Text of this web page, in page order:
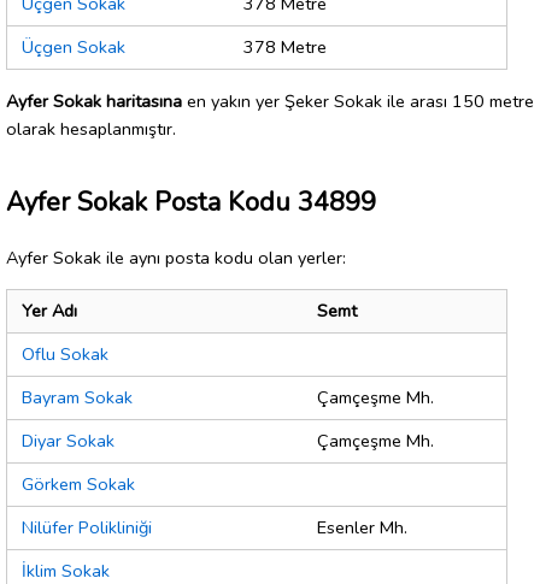
Üçgen Sokak
378 Metre
Ayfer Sokak haritasına en yakın yer Şeker Sokak ile arası 150 metre
olarak hesaplanmıştır.
Ayfer Sokak Posta Kodu 34899
Ayfer Sokak ile aynı posta kodu olan yerler:
Yer Adı
Semt
Oflu Sokak
Bayram Sokak
Çamçeşme Mh.
Diyar Sokak
Çamçeşme Mh.
Görkem Sokak
Nilüfer Polikliniği
Esenler Mh.
İklim Sokak